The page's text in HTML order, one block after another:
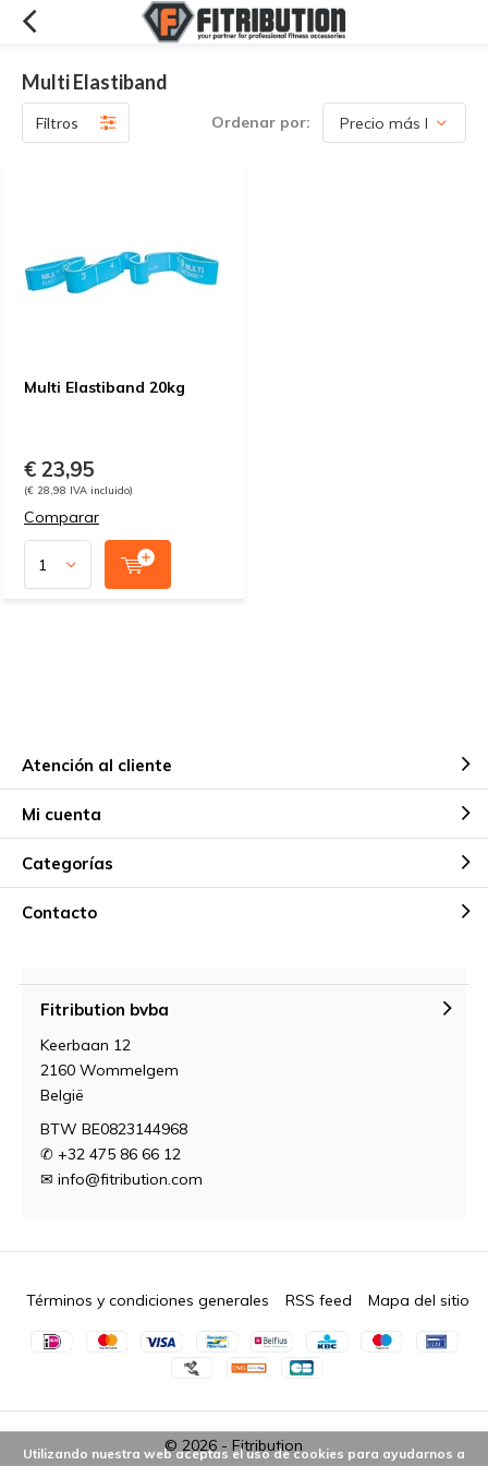
Multi Elastiband
Filtros Ordenar por:
Multi Elastiband 20kg
€ 23,95
(€ 28,98 IVA incluido)
Comparar
Atención al cliente
Mi cuenta
Categorías
Contacto
Fitribution bvba
Keerbaan 12
2160 Wommelgem
België
BTW BE0823144968
✆ +32 475 86 66 12
✉ info@fitribution.com
© 2026 - Fitribution
Términos y condiciones generales RSS feed Mapa del sitio
Utilizando nuestra web aceptas el uso de cookies para ayudarnos a